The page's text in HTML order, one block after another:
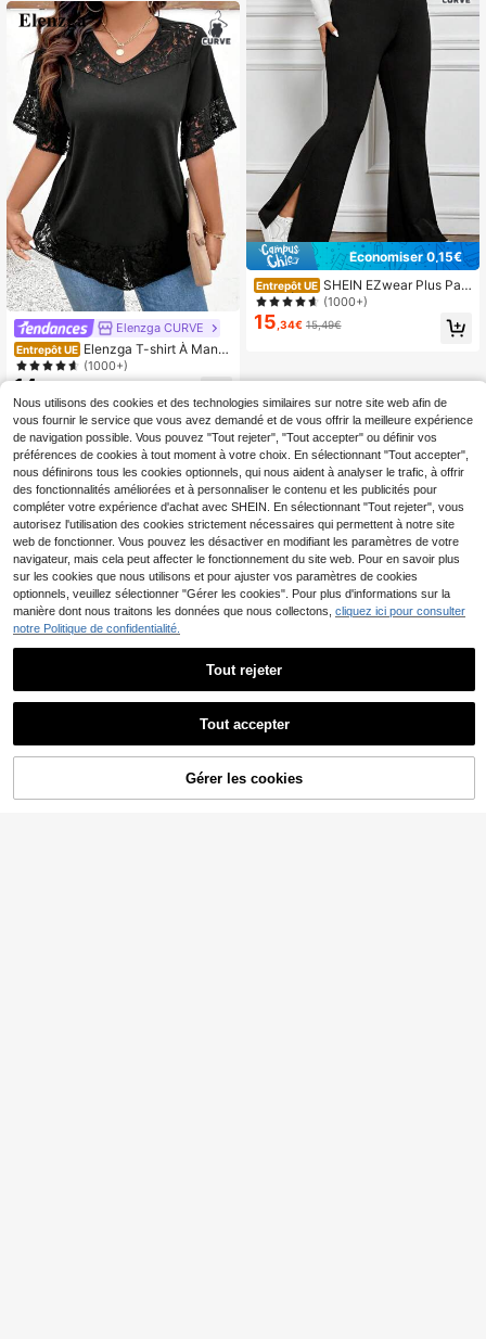
gs taille haute
Elenzga CURVE
Entrepôt UE Elenzga T-shirt À Manc
hes Courtes En Dentelle Pour Femm
es De Grande Taille Avec Empièce
(1000+)
14
Économiser 0,15€
Entrepôt UE SHEIN EZwear Plus Pan
talon Évasé Fendu
(1000+)
15 ,34€ 15,49€
CRAQUEZ DES MAINTENANT
Nous utilisons des cookies et des technologies similaires sur notre site web afin de
vous fournir le service que vous avez demandé et de vous offrir la meilleure expérience
de navigation possible. Vous pouvez "Tout rejeter", "Tout accepter" ou définir vos
préférences de cookies à tout moment à votre choix. En sélectionnant "Tout accepter",
nous définirons tous les cookies optionnels, qui nous aident à analyser le trafic, à offrir
des fonctionnalités améliorées et à personnaliser le contenu et les publicités pour
compléter votre expérience d'achat avec SHEIN. En sélectionnant "Tout rejeter", vous
autorisez l'utilisation des cookies strictement nécessaires qui permettent à notre site
web de fonctionner. Vous pouvez les désactiver en modifiant les paramètres de votre
navigateur, mais cela peut affecter le fonctionnement du site web. Pour en savoir plus
sur les cookies que nous utilisons et pour ajuster vos paramètres de cookies
optionnels, veuillez sélectionner "Gérer les cookies". Pour plus d'informations sur la
manière dont nous traitons les données que nous collectons, cliquez ici pour consulter
notre Politique de confidentialité.
Tout rejeter
Tout accepter
Gérer les cookies